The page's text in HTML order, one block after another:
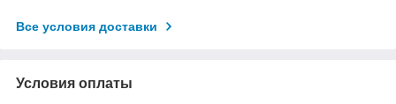
Все условия доставки
Условия оплаты